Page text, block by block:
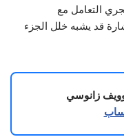
التعامل مع
قد يشبه خلل الجزء
زانوسي